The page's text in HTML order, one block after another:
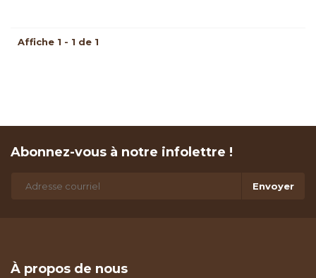
Affiche 1 - 1 de 1
Abonnez-vous à notre infolettre !
Envoyer
À propos de nous